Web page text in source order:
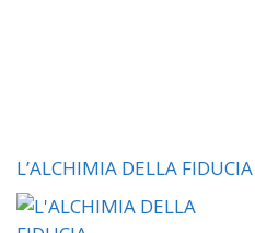
L’ALCHIMIA DELLA FIDUCIA